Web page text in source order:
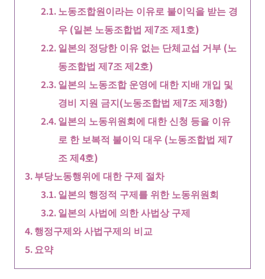
노동조합원이라는 이유로 불이익을 받는 경
우 (일본 노동조합법 제7조 제1호)
일본의 정당한 이유 없는 단체교섭 거부 (노
동조합법 제7조 제2호)
일본의 노동조합 운영에 대한 지배 개입 및
경비 지원 금지(노동조합법 제7조 제3항)
일본의 노동위원회에 대한 신청 등을 이유
로 한 보복적 불이익 대우 (노동조합법 제7
조 제4호)
부당노동행위에 대한 구제 절차
일본의 행정적 구제를 위한 노동위원회
일본의 사법에 의한 사법상 구제
행정구제와 사법구제의 비교
요약